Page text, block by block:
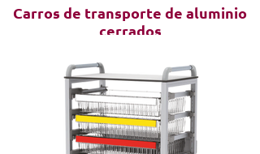
Carros de transporte de aluminio
cerrados